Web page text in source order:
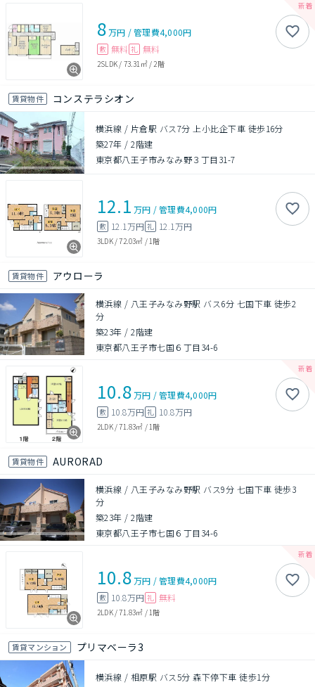
8万円 /管理費4,000円
敷 無料 礼 無料
2SLDK / 73.31㎡/ 2階
賃貸物件 コンステラシオン
横浜線 / 片倉駅 バス7分 上小比企下車 徒歩16分
築27年 /2階建
東京都八王子市みなみ野３丁目31-7
12.1 万円 /管理費4,000円
敷 12.1万円 礼 12.1万円
3LDK/72.03㎡ / 1階
賃貸物件 アウローラ
横浜線 / 八王子みなみ野駅 バス6分 七国下車 徒歩2
分
築23年 /2階建
東京都八王子市七国６丁目34-6
10.8万円 /管理費4,000円
敷 10.8万円 礼 10.8万円
2LDK/71.83㎡ / 1階
賃貸物件 AURORAD
横浜線 / 八王子みなみ野駅 バス9分 七国下車 徒歩3
分
築23年 /2階建
東京都八王子市七国６丁目34-6
10.8万円 /管理費4,000円
敷 10.8万円 礼 無料
2LDK/71.83㎡ / 1階
賃貸マンション プリマベーラ3
横浜線 / 相原駅 バス5分 森下停下車 徒歩1分